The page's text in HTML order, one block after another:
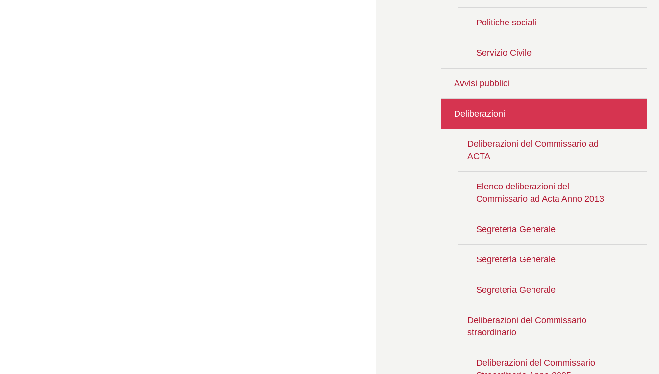
Politiche sociali
Servizio Civile
Avvisi pubblici
Deliberazioni
Deliberazioni del Commissario ad
ACTA
Elenco deliberazioni del
Commissario ad Acta Anno 2013
Segreteria Generale
Segreteria Generale
Segreteria Generale
Deliberazioni del Commissario
straordinario
Deliberazioni del Commissario